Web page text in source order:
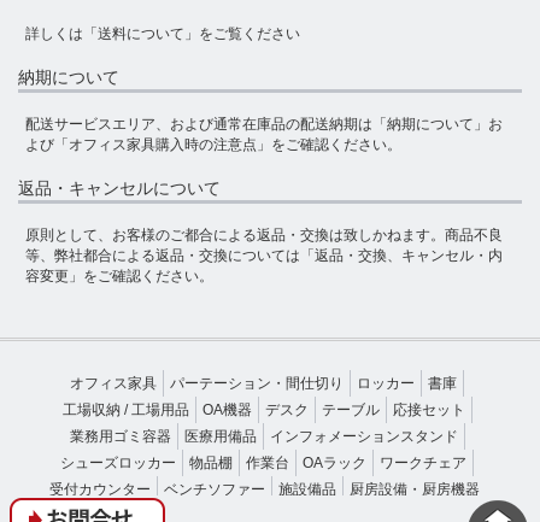
詳しくは 「送料について」 をご覧ください
納期について
配送サービスエリア、および通常在庫品の配送納期は 「納期について」 お
よび 「オフィス家具購入時の注意点」 をご確認ください。
返品・キャンセルについて
原則として、お客様のご都合による返品・交換は致しかねます。商品不良
等、弊社都合による返品・交換については 「返品・交換、キャンセル・内
容変更」 をご確認ください。
オフィス家具 パーテーション・間仕切り ロッカー
書庫
工場収納 / 工場用品
OA機器 デスク テーブル
応接セット
業務用ゴミ容器
医療用備品
インフォメーションスタンド
シューズロッカー
物品棚 作業台 OAラック
ワークチェア
受付カウンター
ベンチソファー 施設備品 厨房設備・厨房機器